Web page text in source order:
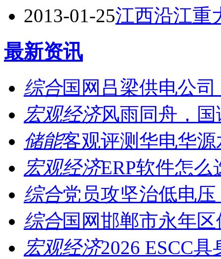
2013-01-25江西沿江重
最新资讯
综合国网吕梁供电公
宏观经济风雨同舟，
储能客观评测华电华
宏观经济ERP软件怎
综合党员攻坚治低电
综合国网邯郸市永年
宏观经济2026 ESCC